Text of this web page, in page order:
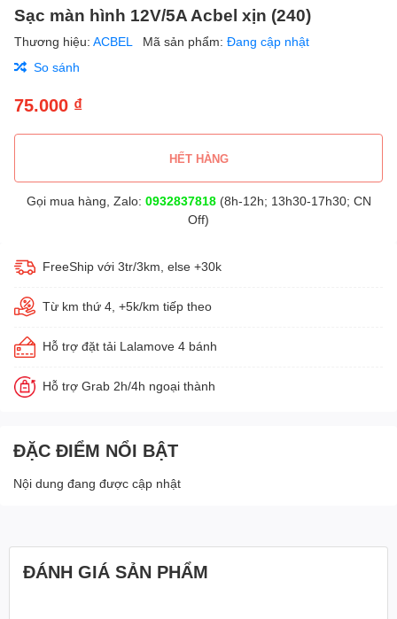
Sạc màn hình 12V/5A Acbel xịn (240)
Thương hiệu: ACBEL Mã sản phẩm: Đang cập nhật
So sánh
75.000 ₫
HẾT HÀNG
Gọi mua hàng, Zalo: 0932837818(8h-12h; 13h30-17h30; CN
Off)
FreeShip với 3tr/3km, else +30k
Từ km thứ 4, +5k/km tiếp theo
Hỗ trợ đặt tải Lalamove 4 bánh
Hỗ trợ Grab 2h/4h ngoại thành
ĐẶC ĐIỂM NỔI BẬT
Nội dung đang được cập nhật
ĐÁNH GIÁ SẢN PHẨM